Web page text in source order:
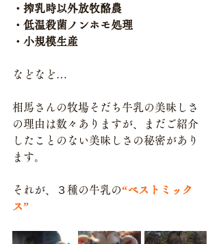
・搾乳時以外放牧酪農
・低温殺菌ノンホモ処理
・小規模生産
などなど…
相馬さんの牧場そだち牛乳の美味しさ
の理由は数々ありますが、まだご紹介
したことのない美味しさの秘密があり
ます。
それが、３種の牛乳の“ベストミック
ス”